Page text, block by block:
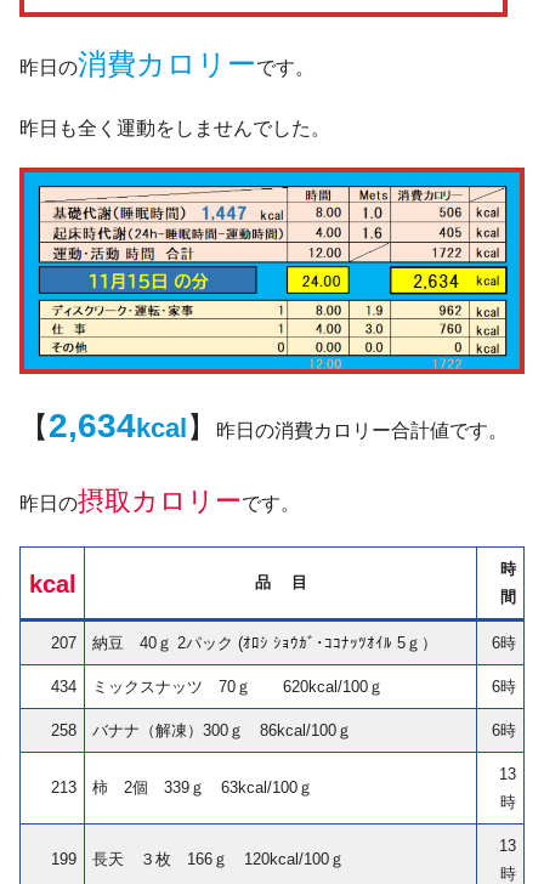
昨日の消費カロリーです。
昨日も全く運動をしませんでした。
【2,634kcal】 昨日の消費カロリー合計値です。
昨日の摂取カロリーです。
kcal 品 目
時
間
207 納豆 40ｇ 2パック (ｵﾛｼ ｼｮｳｶﾞ･ｺｺﾅｯﾂｵｲﾙ 5ｇ） 6時
434 ミックスナッツ 70ｇ 620kcal/100ｇ 6時
258 バナナ（解凍）300ｇ 86kcal/100ｇ 6時
213 柿 2個 339ｇ 63kcal/100ｇ
13
時
199 長天 ３枚 166ｇ 120kcal/100ｇ
13
時